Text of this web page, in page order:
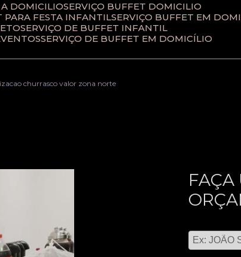
A DOMICILIO SERVIÇO BUFFET DOMICILIO
PARA FESTA INFANTIL SERVIÇO BUFFET EM
SERVIÇO DE BUFFET INFANTIL
SERVIÇO DE BUFFET EM DOMICÍLIO
churrasco valor zona norte
FAÇA